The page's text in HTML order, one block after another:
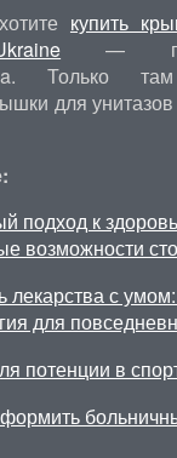
купить
—
Только
для
подход к
возможности
лекарства с
для
потенции в